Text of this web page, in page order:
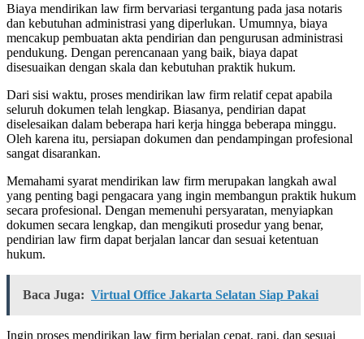
Biaya mendirikan law firm bervariasi tergantung pada jasa notaris
dan kebutuhan administrasi yang diperlukan. Umumnya, biaya
mencakup pembuatan akta pendirian dan pengurusan administrasi
pendukung. Dengan perencanaan yang baik, biaya dapat
disesuaikan dengan skala dan kebutuhan praktik hukum.
Dari sisi waktu, proses mendirikan law firm relatif cepat apabila
seluruh dokumen telah lengkap. Biasanya, pendirian dapat
diselesaikan dalam beberapa hari kerja hingga beberapa minggu.
Oleh karena itu, persiapan dokumen dan pendampingan profesional
sangat disarankan.
Memahami syarat mendirikan law firm merupakan langkah awal
yang penting bagi pengacara yang ingin membangun praktik hukum
secara profesional. Dengan memenuhi persyaratan, menyiapkan
dokumen secara lengkap, dan mengikuti prosedur yang benar,
pendirian law firm dapat berjalan lancar dan sesuai ketentuan
hukum.
Baca Juga: Virtual Office Jakarta Selatan Siap Pakai
Ingin proses mendirikan law firm berjalan cepat, rapi, dan sesuai